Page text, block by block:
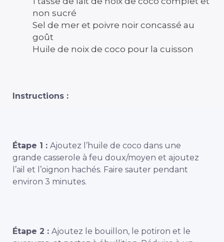
non sucré
Sel de mer et poivre noir concassé au
goût
Huile de noix de coco pour la cuisson
Instructions :
Étape 1 : Ajoutez l’huile de coco dans une
grande casserole à feu doux/moyen et ajoutez
l’ail et l’oignon hachés. Faire sauter pendant
environ 3 minutes.
Étape 2 : Ajoutez le bouillon, le potiron et le